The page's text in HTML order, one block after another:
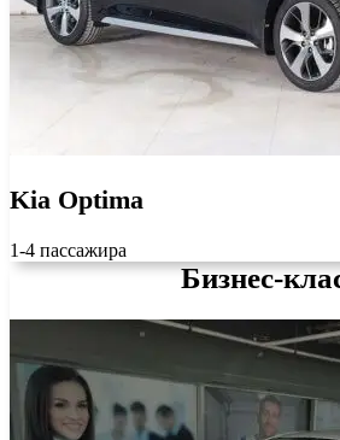
Kia Optima
1-4 пассажира
Бизнес-